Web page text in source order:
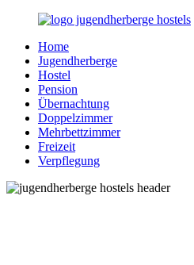
Zurück
Inhalt
Jugendherberge-
Hostels.de
Reisen
junge
jung
gebliebene
Menschen
Home
Jugendherberge
Hostel
Pension
Übernachtung
Doppelzimmer
Mehrbettzimmer
Freizeit
Verpflegung